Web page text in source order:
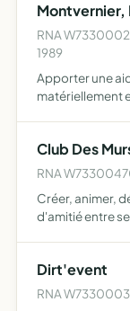
RNA
1989
Apporter une
matériellement
Montvernier,
Club Des
RNA
Créer, animer,
d'amitié entre
dive…
Dirt'event
RNA